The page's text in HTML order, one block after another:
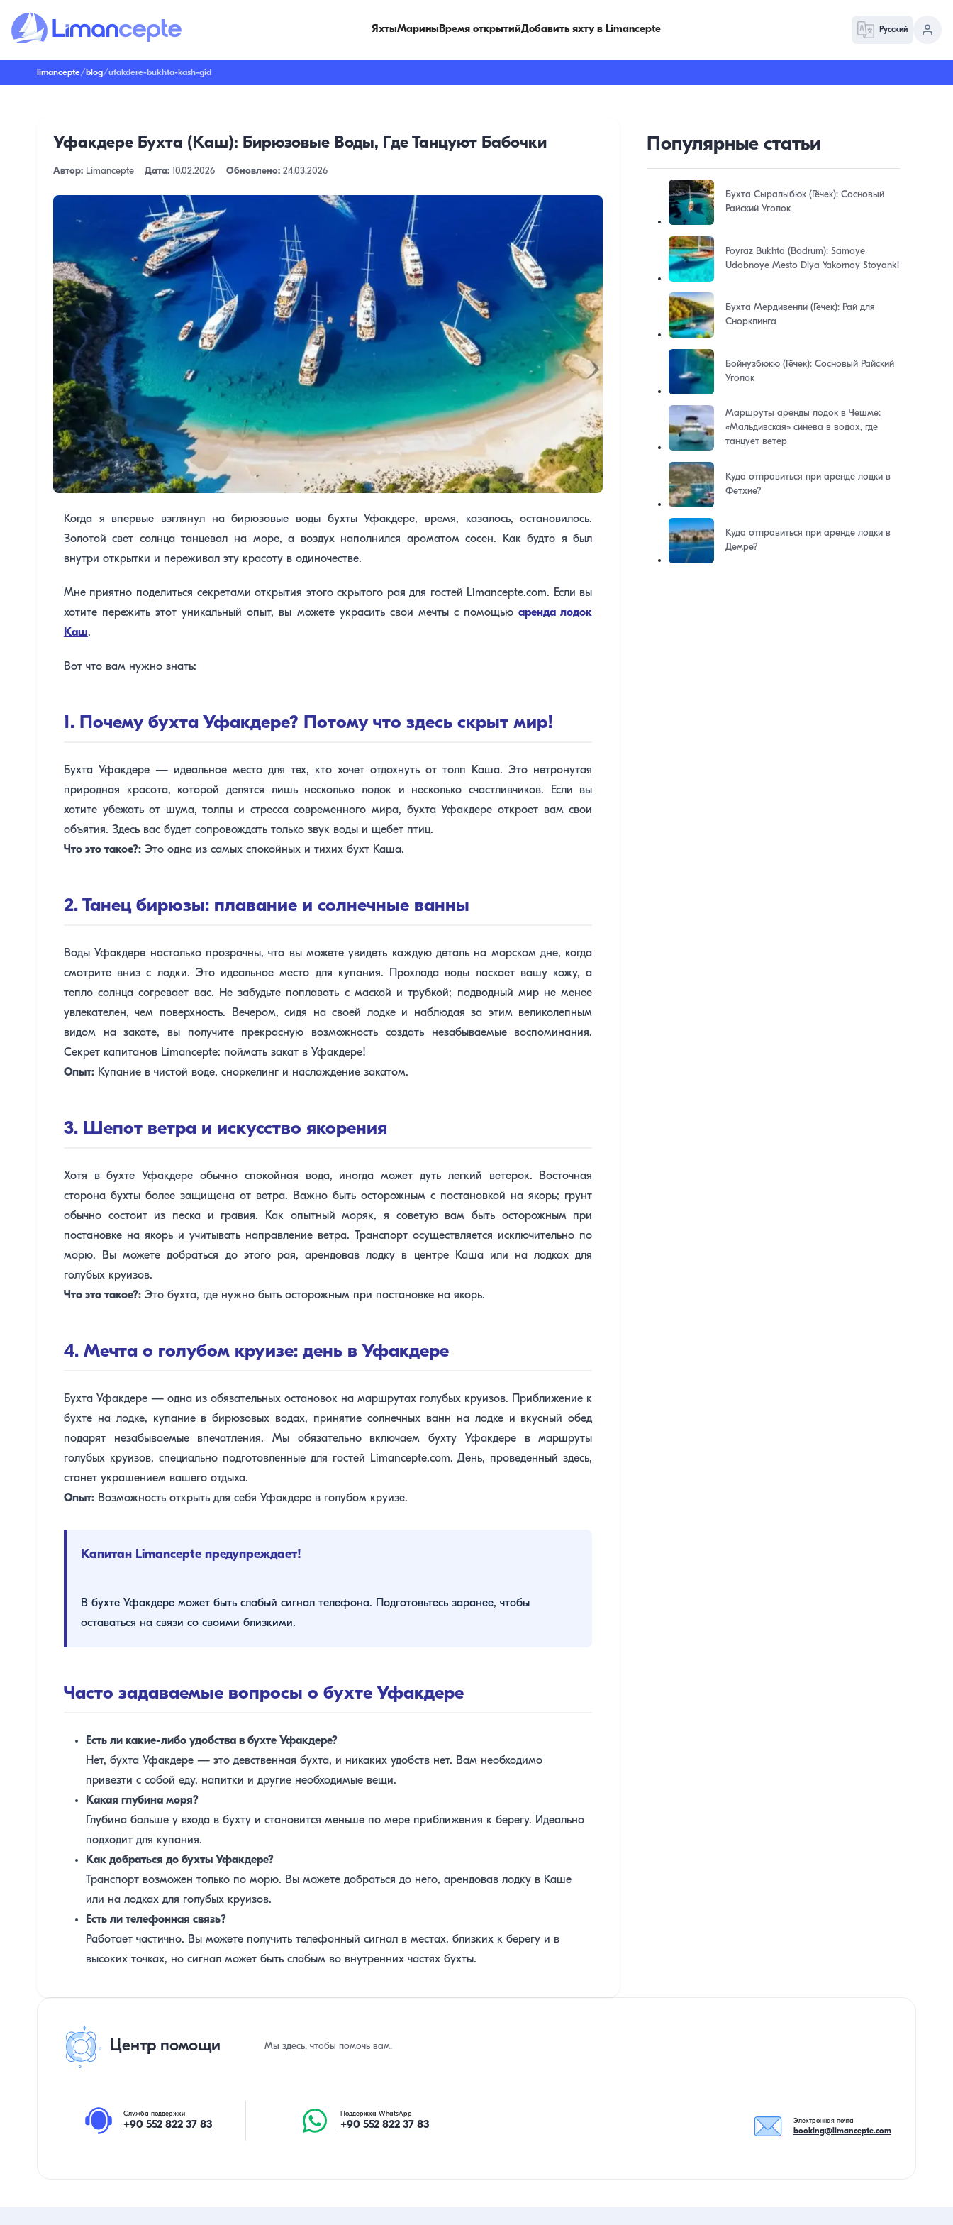
ЯхтыМариныВремя открытийДобавить яхту в Limancepte Русский
limancepte/ blog/ufakdere-bukhta-kash-gid
Уфакдере Бухта (Каш): Бирюзовые Воды, Где Танцуют Бабочки
Автор:Limancepte Дата: 10.02.2026 Обновлено: 24.03.2026
Когда я впервые взглянул на бирюзовые воды бухты Уфакдере, время, казалось, остановилось.
Золотой свет солнца танцевал на море, а воздух наполнился ароматом сосен. Как будто я был
внутри открытки и переживал эту красоту в одиночестве.
Мне приятно поделиться секретами открытия этого скрытого рая для гостей Limancepte.com. Если вы
хотите пережить этот уникальный опыт, вы можете украсить свои мечты с помощьюаренда лодок
Каш.
Вот что вам нужно знать:
1. Почему бухта Уфакдере? Потому что здесь скрыт мир!
Бухта Уфакдере — идеальное место для тех, кто хочет отдохнуть от толп Каша. Это нетронутая
природная красота, которой делятся лишь несколько лодок и несколько счастливчиков. Если вы
хотите убежать от шума, толпы и стресса современного мира, бухта Уфакдере откроет вам свои
объятия. Здесь вас будет сопровождать только звук воды и щебет птиц.
Что это такое?:Это одна из самых спокойных и тихих бухт Каша.
2. Танец бирюзы: плавание и солнечные ванны
Воды Уфакдере настолько прозрачны, что вы можете увидеть каждую деталь на морском дне, когда
смотрите вниз с лодки. Это идеальное место для купания. Прохлада воды ласкает вашу кожу, а
тепло солнца согревает вас. Не забудьте поплавать с маской и трубкой; подводный мир не менее
увлекателен, чем поверхность. Вечером, сидя на своей лодке и наблюдая за этим великолепным
видом на закате, вы получите прекрасную возможность создать незабываемые воспоминания.
Секрет капитанов Limancepte: поймать закат в Уфакдере!
Опыт:Купание в чистой воде, сноркелинг и наслаждение закатом.
3. Шепот ветра и искусство якорения
Хотя в бухте Уфакдере обычно спокойная вода, иногда может дуть легкий ветерок. Восточная
сторона бухты более защищена от ветра. Важно быть осторожным с постановкой на якорь; грунт
обычно состоит из песка и гравия. Как опытный моряк, я советую вам быть осторожным при
постановке на якорь и учитывать направление ветра. Транспорт осуществляется исключительно по
морю. Вы можете добраться до этого рая, арендовав лодку в центре Каша или на лодках для
голубых круизов.
Что это такое?:Это бухта, где нужно быть осторожным при постановке на якорь.
4. Мечта о голубом круизе: день в Уфакдере
Бухта Уфакдере — одна из обязательных остановок на маршрутах голубых круизов. Приближение к
бухте на лодке, купание в бирюзовых водах, принятие солнечных ванн на лодке и вкусный обед
подарят незабываемые впечатления. Мы обязательно включаем бухту Уфакдере в маршруты
голубых круизов, специально подготовленные для гостей Limancepte.com. День, проведенный здесь,
станет украшением вашего отдыха.
Опыт:Возможность открыть для себя Уфакдере в голубом круизе.
Капитан Limancepte предупреждает!
В бухте Уфакдере может быть слабый сигнал телефона. Подготовьтесь заранее, чтобы
оставаться на связи со своими близкими.
Часто задаваемые вопросы о бухте Уфакдере
Есть ли какие-либо удобства в бухте Уфакдере?
Нет, бухта Уфакдере — это девственная бухта, и никаких удобств нет. Вам необходимо
привезти с собой еду, напитки и другие необходимые вещи.
Какая глубина моря?
Глубина больше у входа в бухту и становится меньше по мере приближения к берегу. Идеально
подходит для купания.
Как добраться до бухты Уфакдере?
Транспорт возможен только по морю. Вы можете добраться до него, арендовав лодку в Каше
или на лодках для голубых круизов.
Есть ли телефонная связь?
Работает частично. Вы можете получить телефонный сигнал в местах, близких к берегу и в
высоких точках, но сигнал может быть слабым во внутренних частях бухты.
Популярные статьи
Бухта Сыралыбюк (Гёчек): Сосновый
Райский Уголок
Poyraz Bukhta (Bodrum): Samoye
Udobnoye Mesto Dlya Yakornoy Stoyanki
Бухта Мердивенли (Гечек): Рай для
Снорклинга
Бойнузбюкю (Гёчек): Сосновый Райский
Уголок
Маршруты аренды лодок в Чешме:
«Мальдивская» синева в водах, где
танцует ветер
Куда отправиться при аренде лодки в
Фетхие?
Куда отправиться при аренде лодки в
Демре?
Центр помощи Мы здесь, чтобы помочь вам.
Служба поддержки
+90 552 822 37 83
Поддержка WhatsApp
+90 552 822 37 83 Электронная почта
booking@limancepte.com